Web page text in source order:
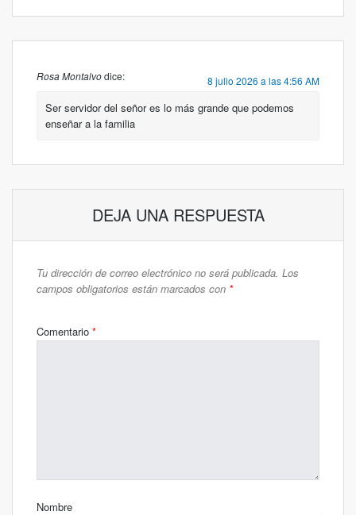
Rosa Montalvodice: 8 julio 2026 a las 4:56 AM
Ser servidor del señor es lo más grande que podemos
enseñar a la familia
DEJA UNA RESPUESTA
Tu dirección de correo electrónico no será publicada. Los
campos obligatorios están marcados con *
Comentario *
Nombre